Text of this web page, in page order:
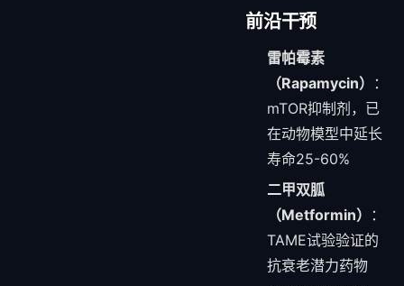
前沿干预
雷帕霉素
（Rapamycin）
：
mTOR抑制剂，已
在动物模型中延长
寿命25-60%
二甲双胍
（Metformin）
：
TAME试验验证的
抗衰老潜力药物